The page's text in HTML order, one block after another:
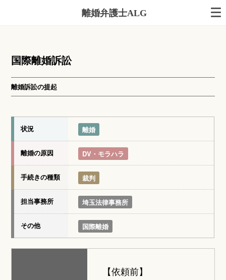
離婚弁護士ALG
国際離婚訴訟
離婚訴訟の提起
状況 離婚
離婚の原因 DV・モラハラ
手続きの種類 裁判
担当事務所 埼玉法律事務所
その他 国際離婚
【依頼前】